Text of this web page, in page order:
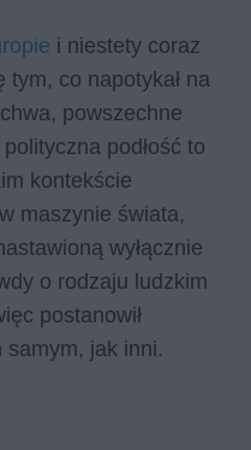
i niestety coraz
tym, co napotykał na
powszechne
podłość to
kontekście
maszynie świata,
wyłącznie
o rodzaju ludzkim
postanowił
jak inni.